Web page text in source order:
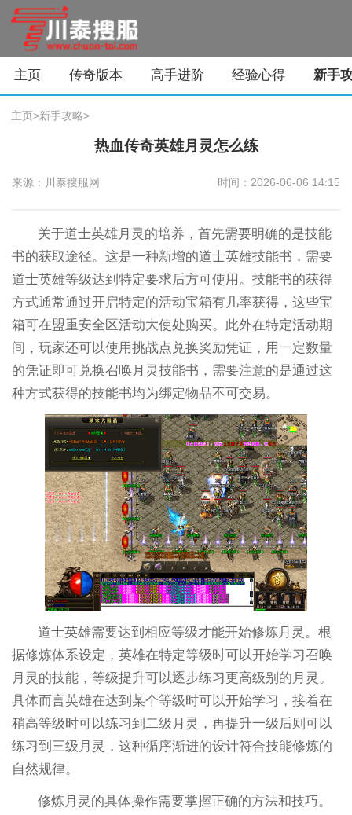
主页 传奇版本 高手进阶 经验心得 新手
主页>新手攻略>
热血传奇英雄月灵怎么练
来源：川泰搜服网 时间：2026-06-06 14:15
关于道士英雄月灵的培养，首先需要明确的是技能
书的获取途径。这是一种新增的道士英雄技能书，需要
道士英雄等级达到特定要求后方可使用。技能书的获得
方式通常通过开启特定的活动宝箱有几率获得，这些宝
箱可在盟重安全区活动大使处购买。此外在特定活动期
间，玩家还可以使用挑战点兑换奖励凭证，用一定数量
的凭证即可兑换召唤月灵技能书，需要注意的是通过这
种方式获得的技能书均为绑定物品不可交易。
道士英雄需要达到相应等级才能开始修炼月灵。根
据修炼体系设定，英雄在特定等级时可以开始学习召唤
月灵的技能，等级提升可以逐步练习更高级别的月灵。
具体而言英雄在达到某个等级时可以开始学习，接着在
稍高等级时可以练习到二级月灵，再提升一级后则可以
练习到三级月灵，这种循序渐进的设计符合技能修炼的
自然规律。
修炼月灵的具体操作需要掌握正确的方法和技巧。